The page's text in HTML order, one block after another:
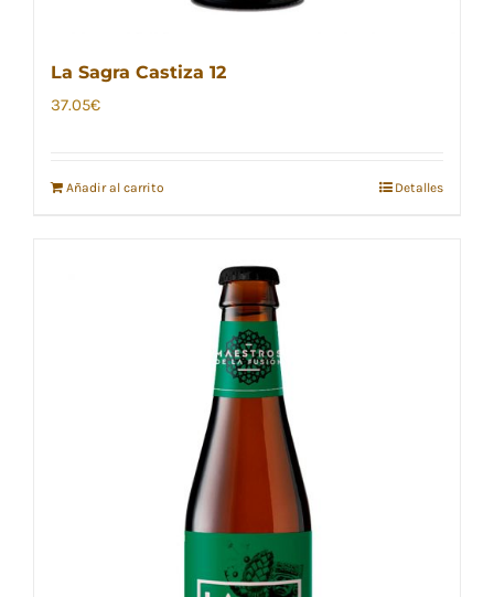
La Sagra Castiza 12
37.05€
Añadir al carrito Detalles